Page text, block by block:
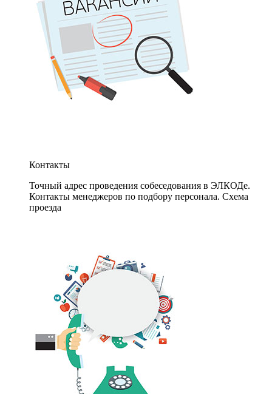
Контакты
Точный адрес проведения собеседования в ЭЛКОДе.
Контакты менеджеров по подбору персонала. Схема
проезда